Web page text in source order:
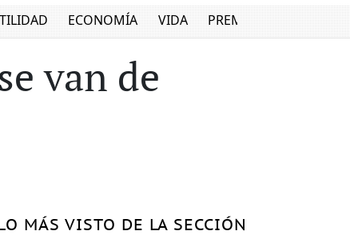
ECONOMÍA VIDA PREMIUM
van de
LO MÁS VISTO DE LA SECCIÓN